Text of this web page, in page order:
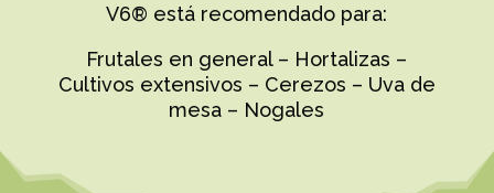
V6® está recomendado para:
Frutales en general – Hortalizas –
Cultivos extensivos – Cerezos – Uva de
mesa – Nogales